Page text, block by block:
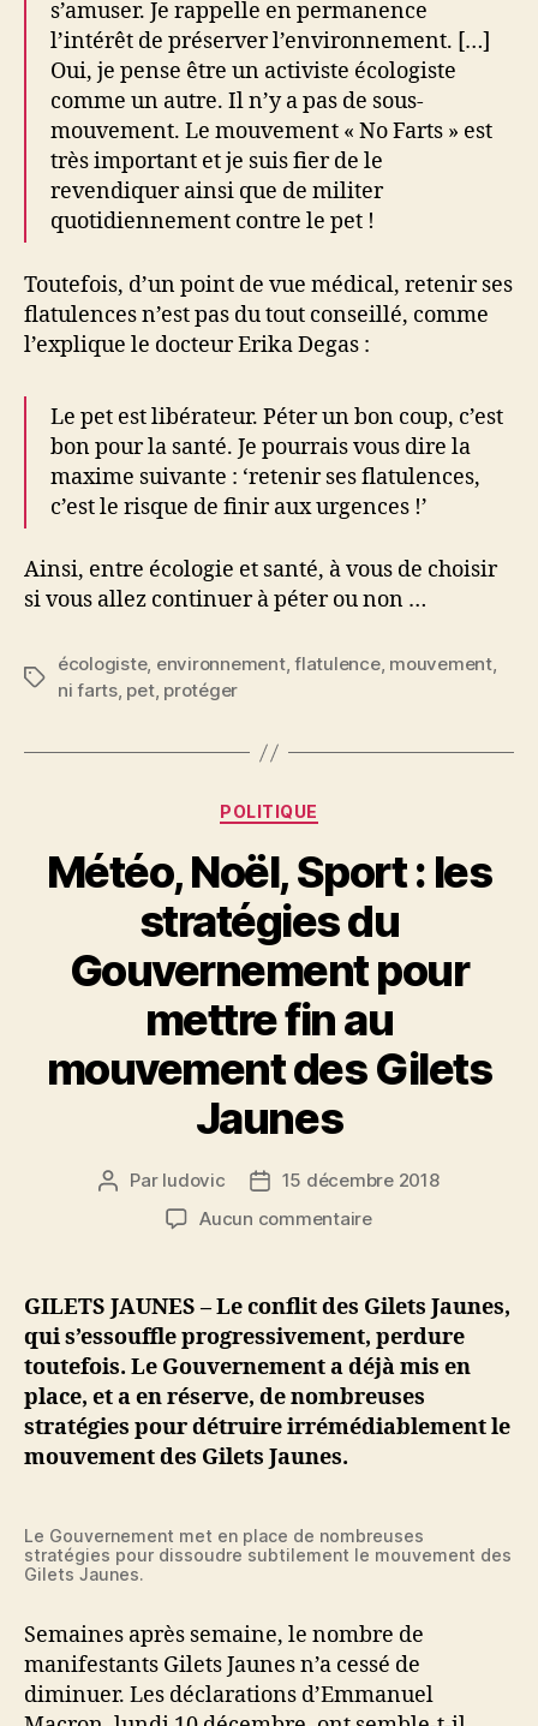
s’amuser. Je rappelle en permanence
l’intérêt de préserver l’environnement. […]
Oui, je pense être un activiste écologiste
comme un autre. Il n’y a pas de sous-
mouvement. Le mouvement « No Farts » est
très important et je suis fier de le
revendiquer ainsi que de militer
quotidiennement contre le pet !
Toutefois, d’un point de vue médical, retenir ses
flatulences n’est pas du tout conseillé, comme
l’explique le docteur Erika Degas :
Le pet est libérateur. Péter un bon coup, c’est
bon pour la santé. Je pourrais vous dire la
maxime suivante : ‘retenir ses flatulences,
c’est le risque de finir aux urgences !’
Ainsi, entre écologie et santé, à vous de choisir
si vous allez continuer à péter ou non …
Étiquettes
écologiste, environnement,flatulence, mouvement,
ni farts, pet, protéger
Catégories
POLITIQUE
Météo, Noël, Sport : les
stratégies du
Gouvernement pour
mettre fin au
mouvement des Gilets
Jaunes
Auteur
Par ludovic
Date15 décembre 2018
Aucun commentairesur
Sport
les
stratégies
du
Gouvernement
au
mouvement
Jaunes
GILETS JAUNES – Le conflit des Gilets Jaunes,
qui s’essouffle progressivement, perdure
toutefois. Le Gouvernement a déjà mis en
place, et a en réserve, de nombreuses
stratégies pour détruire irrémédiablement le
mouvement des Gilets Jaunes.
Le Gouvernement met en place de nombreuses
stratégies pour dissoudre subtilement le mouvement des
Gilets Jaunes.
Semaines après semaine, le nombre de
manifestants Gilets Jaunes n’a cessé de
diminuer. Les déclarations d’Emmanuel